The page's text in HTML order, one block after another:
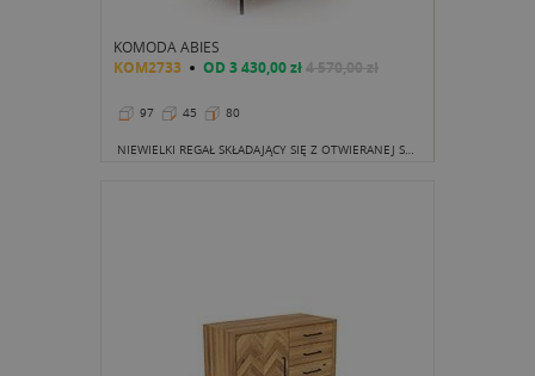
KOMODA ABIES
KOM2733 OD 3 430,00 zł4 570,00 zł
97 45 80
NIEWIELKI REGAŁ SKŁADAJĄCY SIĘ Z OTWIERANEJ SZAFKI ORAZ TRZECH MAŁYCH PÓŁECZKĘ MOŻE CHWYCIĆ ZA SERCE.